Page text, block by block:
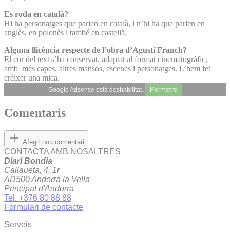
Es roda en català?
Hi ha personatges que parlen en català, i n’hi ha que parlen en
anglès, en polonès i també en castellà.
Alguna llicència respecte de l’obra d’Agustí Franch?
El cor del text s’ha conservat, adaptat al format cinematogràfic,
amb més capes, altres matisos, escenes i personatges. L’hem fet
créixer una mica.
Google Adsense està deshabilitat. Permetre
Comentaris
Afegir nou comentari
CONTACTA AMB NOSALTRES
Diari Bondia
Callaueta, 4, 1r
AD500 Andorra la Vella
Principat d'Andorra
Tel. +376 80 88 88
Formulari de contacte
Serveis